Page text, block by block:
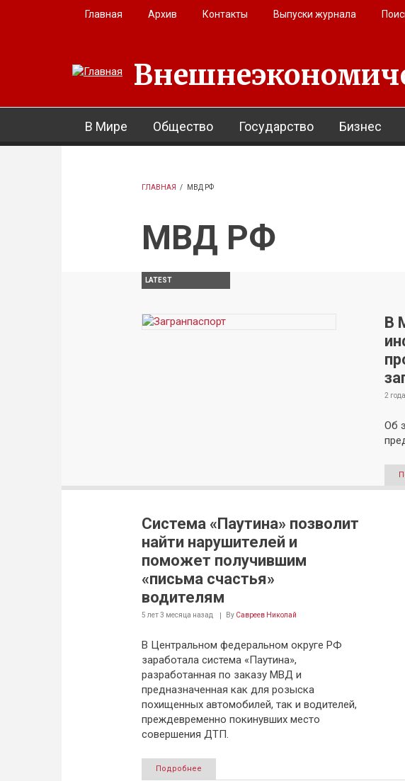
Перейти к основному содержанию
Главная Архив Контакты Выпуски журнала
В Мире Общество Государство Бизнес
ГЛАВНАЯ / МВД РФ
МВД РФ
LATEST
В
2
Об
Система «Паутина» позволит
найти нарушителей и
поможет получившим
«письма счастья»
водителям
5 лет 3 месяца назад By Савреев Николай
В Центральном федеральном округе РФ
заработала система «Паутина»,
разработанная по заказу МВД и
предназначенная как для розыска
похищенных автомобилей, так и водителей,
преждевременно покинувших место
совершения ДТП.
Подробнее